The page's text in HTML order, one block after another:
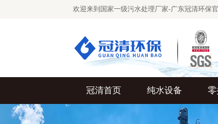
欢迎来到国家一级污水处理厂家-广东冠清环保
冠清首页 纯水设备